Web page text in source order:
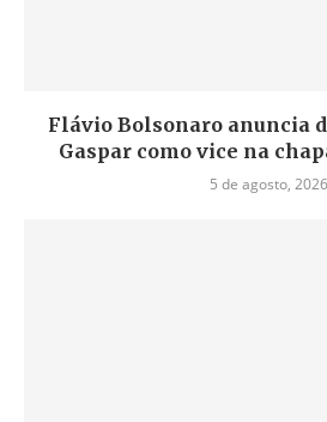
Flávio Bolsonaro anuncia
Gaspar como vice na
5 de agosto, 2026